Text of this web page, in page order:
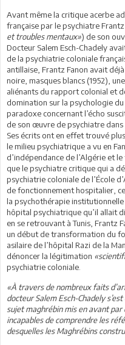
Avant même la critique acerbe
française par le psychiatre
et troubles mentaux») de son
Docteur Salem Esch-Chadely
de la psychiatrie coloniale
antillaise, Frantz Fanon avait
noire, masques blancs (1952),
aliénants du rapport colonial et
domination sur la psychologie
paradoxe concernant l’écho
de son œuvre de psychiatre
Ses écrits ont en effet trouvé
le milieu psychiatrique a vu en
d’indépendance de l’Algérie et
que le psychiatre critique qui a
psychiatrie coloniale de l’École
de fonctionnement hospitalier,
la psychothérapie institutionnelle
hôpital psychiatrique qu’il allait
en se retrouvant à Tunis, Frantz
un début de transformation du
asilaire de l’hôpital Razi de la
dénoncer la légitimation
psychiatrie coloniale.
«À travers de nombreux faits
docteur Salem Esch-Chadely
sujet maghrébin mis en avant
incapables de comprendre les
desquelles les Maghrébins